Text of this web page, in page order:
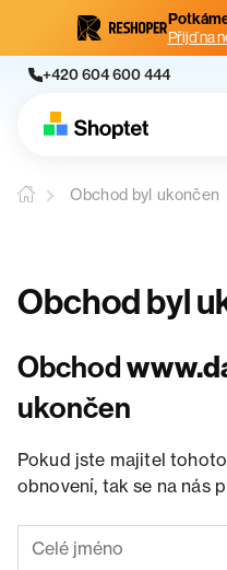
Přijď na
+420 604 600 444
Obchod byl ukončen
Obchod byl
Obchod
ukončen
Pokud jste majitel
obnovení, tak se na nás